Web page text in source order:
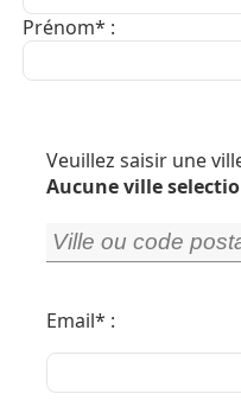
Prénom* :
Veuillez saisir une
Aucune ville
Email* :